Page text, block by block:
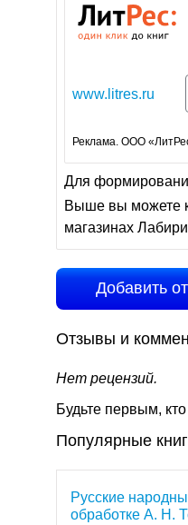
www.litres.ru
Реклама. ООО
Для
Выше вы можете
магазинах
Добавить
Отзывы и
Нет рецензий.
Будьте первым,
Популярные
Русские
обработке А. Н.